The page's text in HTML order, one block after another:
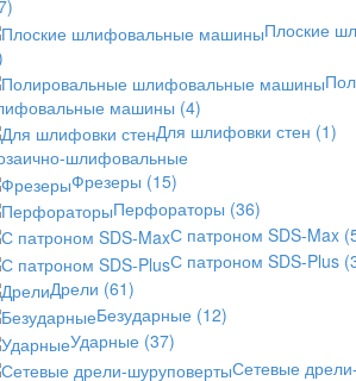
Плоские
машины (4)
Для шлифовки стен (1)
шлифовальные
Фрезеры (15)
Перфораторы (36)
С патроном SDS-Max
С патроном SDS-Plus
Дрели (61)
Безударные (12)
Ударные (37)
Сетевые